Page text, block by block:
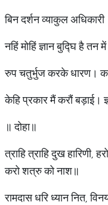
बिन दर्शन व्याकुल
नहिं मोहिं ज्ञान बुद्घि है
रुप चतुर्भुज करके धारण।
केहि प्रकार मैं करौं बड़ाई।
॥ दोहा॥
त्राहि त्राहि दुख हारिणी,
करो शत्रु को नाश॥
रामदास धरि ध्यान नित,